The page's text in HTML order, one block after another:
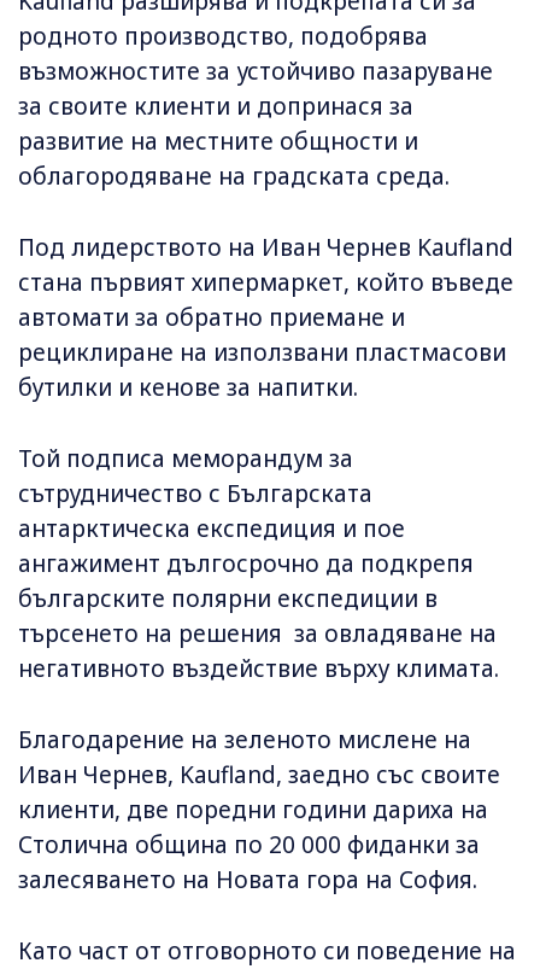
родното производство, подобрява
възможностите за устойчиво пазаруване
за своите клиенти и допринася за
развитие на местните общности и
облагородяване на градската среда.
Под лидерството на Иван Чернев Kaufland
стана първият хипермаркет, който въведе
автомати за обратно приемане и
рециклиране на използвани пластмасови
бутилки и кенове за напитки.
Той подписа меморандум за
сътрудничество с Българската
антарктическа експедиция и пое
ангажимент дългосрочно да подкрепя
българските полярни експедиции в
търсенето на решения за овладяване на
негативното въздействие върху климата.
Благодарение на зеленото мислене на
Иван Чернев, Kaufland, заедно със своите
клиенти, две поредни години дариха на
Столична община по 20 000 фиданки за
залесяването на Новата гора на София.
Като част от отговорното си поведение на